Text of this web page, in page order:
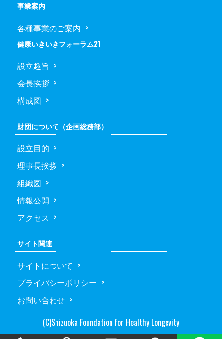
事業案内
各種事業のご案内
健康いきいきフォーラム21
設立趣旨
会長挨拶
構成図
財団について（企画総務部）
設立目的
理事長挨拶
組織図
情報公開
アクセス
サイト関連
サイトについて
プライバシーポリシー
お問い合わせ
(C)Shizuoka Foundation for Healthy Longevity